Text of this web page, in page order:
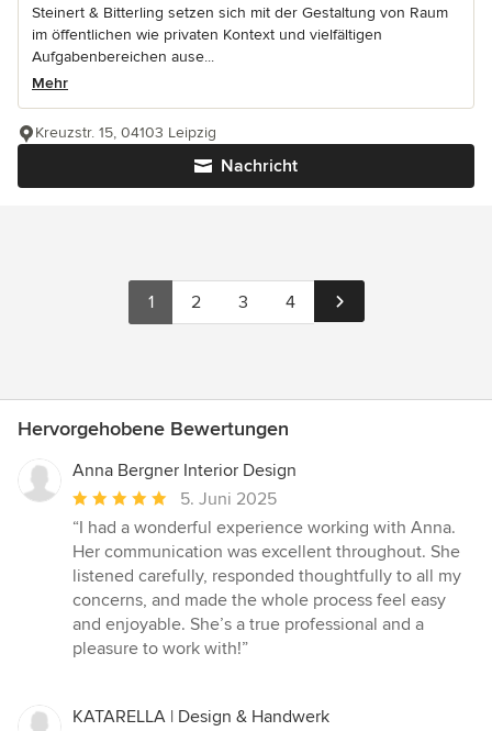
Steinert & Bitterling setzen sich mit der Gestaltung von Raum
im öffentlichen wie privaten Kontext und vielfältigen
Aufgabenbereichen ause...
Mehr
Nachricht
Kreuzstr. 15, 04103 Leipzig
1 2 3 4
Hervorgehobene Bewertungen
Anna Bergner Interior Design
Durchschnittliche
Bewertung:
5
von
5
Sternen
5. Juni 2025
“I had a wonderful experience working with Anna.
Her communication was excellent throughout. She
listened carefully, responded thoughtfully to all my
concerns, and made the whole process feel easy
and enjoyable. She’s a true professional and a
pleasure to work with!”
KATARELLA | Design & Handwerk